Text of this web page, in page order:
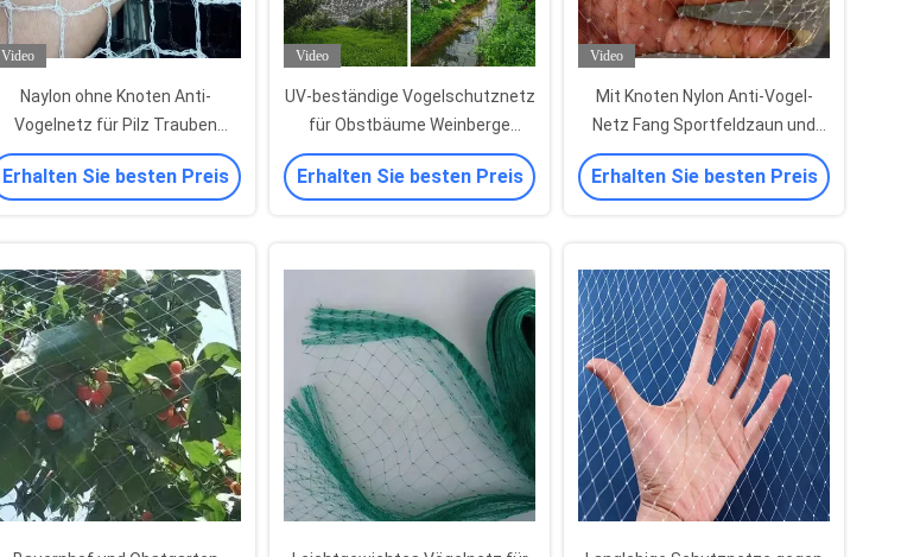
Video
Naylon ohne Knoten Anti-
Vogelnetz für Pilz Trauben
Obstbaum
Erhalten Sie besten Preis
Video
UV-beständige Vogelschutznetz
für Obstbäume Weinberge
Vogelsicher Ernte
Erhalten Sie besten Preis
Video
Mit Knoten Nylon Anti-Vogel-
Netz Fang Sportfeldzaun und
Fischernetz
Erhalten Sie besten Preis